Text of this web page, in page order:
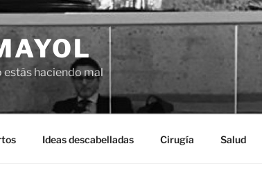
estás haciendo mal
Ideas descabelladas Cirugía Salud